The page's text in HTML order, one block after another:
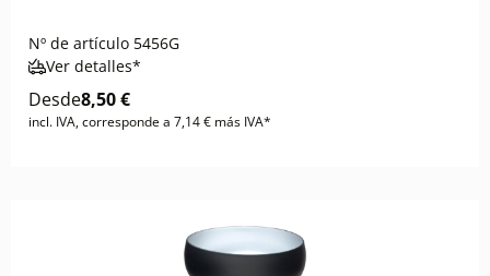
Nº de artículo 5456G
Ver detalles*
Desde8,50 €
incl. IVA, corresponde a 7,14 € más IVA*